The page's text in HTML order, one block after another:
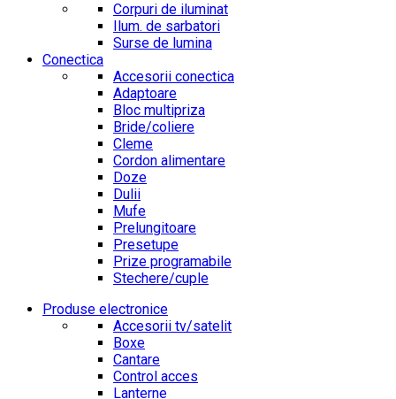
Corpuri de iluminat
Ilum. de sarbatori
Surse de lumina
Conectica
Accesorii conectica
Adaptoare
Bloc multipriza
Bride/coliere
Cleme
Cordon alimentare
Doze
Dulii
Mufe
Prelungitoare
Presetupe
Prize programabile
Stechere/cuple
Produse electronice
Accesorii tv/satelit
Boxe
Cantare
Control acces
Lanterne